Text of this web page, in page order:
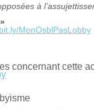
à
bit.ly/MonOsblPasLobby
concernant cette